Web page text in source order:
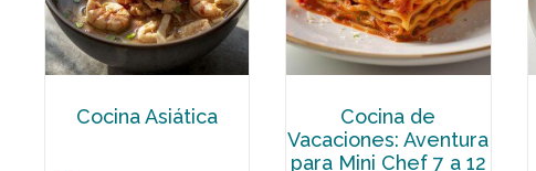
Cocina Asiática
Cocina de
Vacaciones: Aventura
para Mini Chef 7 a 12